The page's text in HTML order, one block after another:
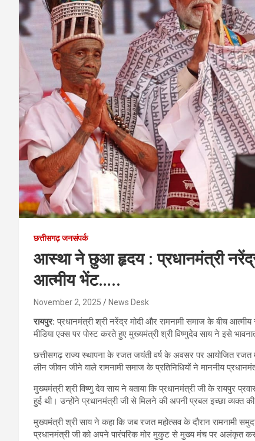
छत्तीसगढ़ जनसंपर्क
आस्था ने छुआ हृदय : प्रधानमंत्री नरेंद्र
आत्मीय भेंट…..
November 2, 2025 News Desk
रायपुर: प्रधानमंत्री श्री नरेंद्र मोदी और रामनामी समाज के बीच
मीडिया एक्स पर पोस्ट करते हुए मुख्यमंत्री श्री विष्णुदेव साय ने इसे
छत्तीसगढ़ राज्य स्थापना के रजत जयंती वर्ष के अवसर पर आयोजित
लीन जीवन जीने वाले रामनामी समाज के प्रतिनिधियों ने माननीय
मुख्यमंत्री श्री विष्णु देव साय ने बताया कि प्रधानमंत्री जी के रायपुर
हुई थी। उन्होंने प्रधानमंत्री जी से मिलने की अपनी प्रबल इच्छा
मुख्यमंत्री श्री साय ने कहा कि जब रजत महोत्सव के दौरान रामनामी
प्रधानमंत्री जी को अपने पारंपरिक मोर मुकुट से मुख्य मंच पर अलंकृत